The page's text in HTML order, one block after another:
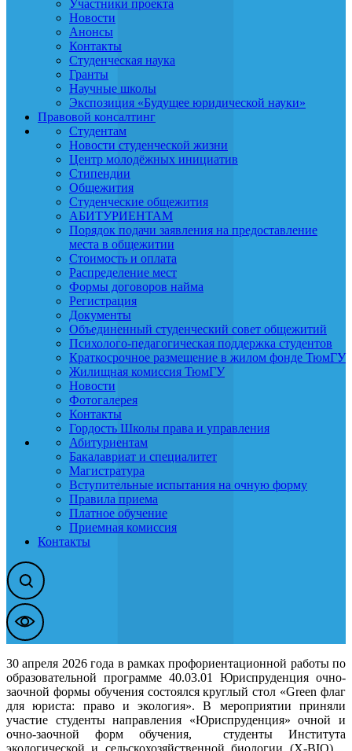
Участники проекта
Новости
Анонсы
Контакты
Студенческая наука
Гранты
Научные школы
Экспозиция «Будущее юридической науки»
Правовой консалтинг
Студентам
Новости студенческой жизни
Центр молодёжных инициатив
Стипендии
Общежития
Студенческие общежития
АБИТУРИЕНТАМ
Порядок подачи заявления на предоставление
места в общежитии
Стоимость и оплата
Распределение мест
Формы договоров найма
Регистрация
Документы
Объединенный студенческий совет общежитий
Психолого-педагогическая поддержка студентов
Краткосрочное размещение в жилом фонде ТюмГУ
Жилищная комиссия ТюмГУ
Новости
Фотогалерея
Контакты
Гордость Школы права и управления
Абитуриентам
Бакалавриат и специалитет
Магистратура
Вступительные испытания на очную форму
Правила приема
Платное обучение
Приемная комиссия
Контакты
30 апреля 2026 года в рамках профориентационной работы по
образовательной программе 40.03.01 Юриспруденция очно-
заочной формы обучения состоялся круглый стол «Green флаг
для юриста: право и экология». В мероприятии приняли
участие студенты направления «Юриспруденция» очной и
очно-заочной форм обучения, студенты Института
экологической и сельскохозяйственной биологии (X-BIO),